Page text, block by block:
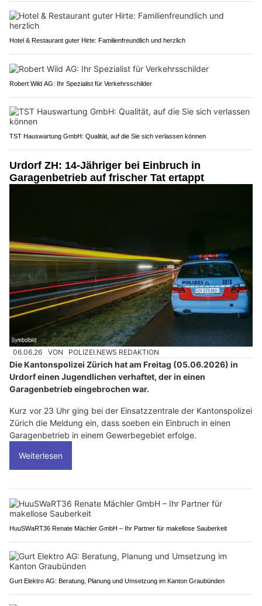
Hotel & Restaurant guter Hirte: Familienfreundlich und herzlich
Robert Wild AG: Ihr Spezialist für Verkehrsschilder
TST Hauswartung GmbH: Qualität, auf die Sie sich verlassen können
Urdorf ZH: 14-Jähriger bei Einbruch in
Garagenbetrieb auf frischer Tat ertappt
06.06.26 VON POLIZEI.NEWS REDAKTION
Die Kantonspolizei Zürich hat am Freitag (05.06.2026) in
Urdorf einen Jugendlichen verhaftet, der in einen
Garagenbetrieb eingebrochen war.
Kurz vor 23 Uhr ging bei der Einsatzzentrale der Kantonspolizei
Zürich die Meldung ein, dass soeben ein Einbruch in einen
Garagenbetrieb in einem Gewerbegebiet erfolge.
Weiterlesen
HuuSWaRT36 Renate Mächler GmbH – Ihr Partner für makellose Sauberkeit
Gurt Elektro AG: Beratung, Planung und Umsetzung im Kanton Graubünden